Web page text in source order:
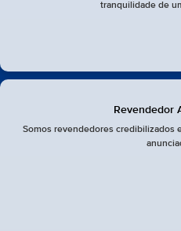
tranquilidade de
Revendedor
Somos revendedores credibilizados